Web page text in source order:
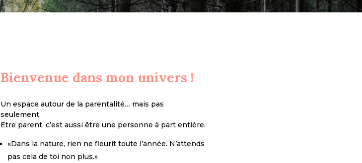
Bienvenue dans mon univers !
Un espace autour de la parentalité… mais pas
seulement.
Etre parent, c’est aussi être une personne à part entière.
«Dans la nature, rien ne fleurit toute l’année. N’attends
pas cela de toi non plus.»